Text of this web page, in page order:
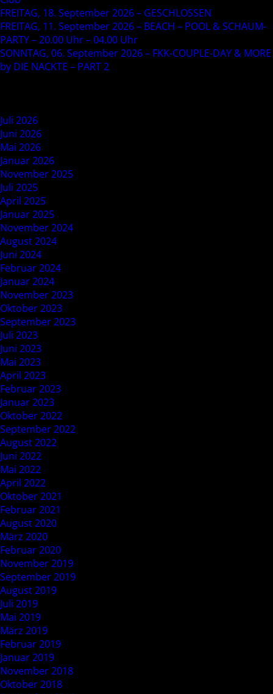
FREITAG, 18. September 2026 – GESCHLOSSEN
FREITAG, 11. September 2026 – BEACH – POOL & SCHAUM-
PARTY – 20.00 Uhr – 04.00 Uhr
SONNTAG, 06. September 2026 – FKK-COUPLE-DAY & MORE
by DIE NACKTE – PART 2
Juli 2026
Juni 2026
Mai 2026
Januar 2026
November 2025
Juli 2025
April 2025
Januar 2025
November 2024
August 2024
Juni 2024
Februar 2024
Januar 2024
November 2023
Oktober 2023
September 2023
Juli 2023
Juni 2023
Mai 2023
April 2023
Februar 2023
Januar 2023
Oktober 2022
September 2022
August 2022
Juni 2022
Mai 2022
April 2022
Oktober 2021
Februar 2021
August 2020
März 2020
Februar 2020
November 2019
September 2019
August 2019
Juli 2019
Mai 2019
März 2019
Februar 2019
Januar 2019
November 2018
Oktober 2018